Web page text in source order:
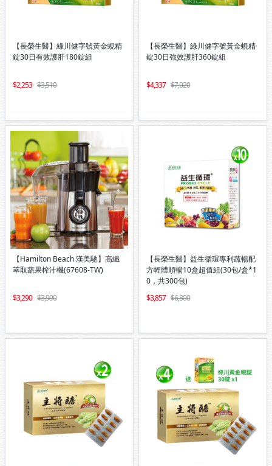
【長榮生醫】綠川健字號黃金蜆精
錠30日有效護肝180錠組
2,253 3,510
【長榮生醫】綠川健字號黃金蜆精
錠30日強效護肝360錠組
4,337 7,020
【Hamilton Beach 漢美馳】高纖
萃取蔬果榨汁機(67608-TW)
3,290 3,990
【長榮生醫】益生循環專利蔬暢配
方輕體順暢10盒超值組(30包/盒*1
0，共300包)
3,857
6,800